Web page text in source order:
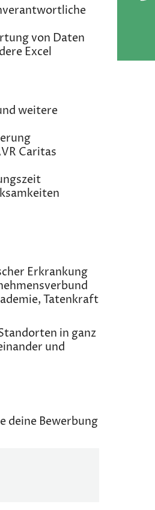
von Daten
Excel
weitere
Caritas
Erkrankung
Tatenkraft
in ganz
und
deine Bewerbung